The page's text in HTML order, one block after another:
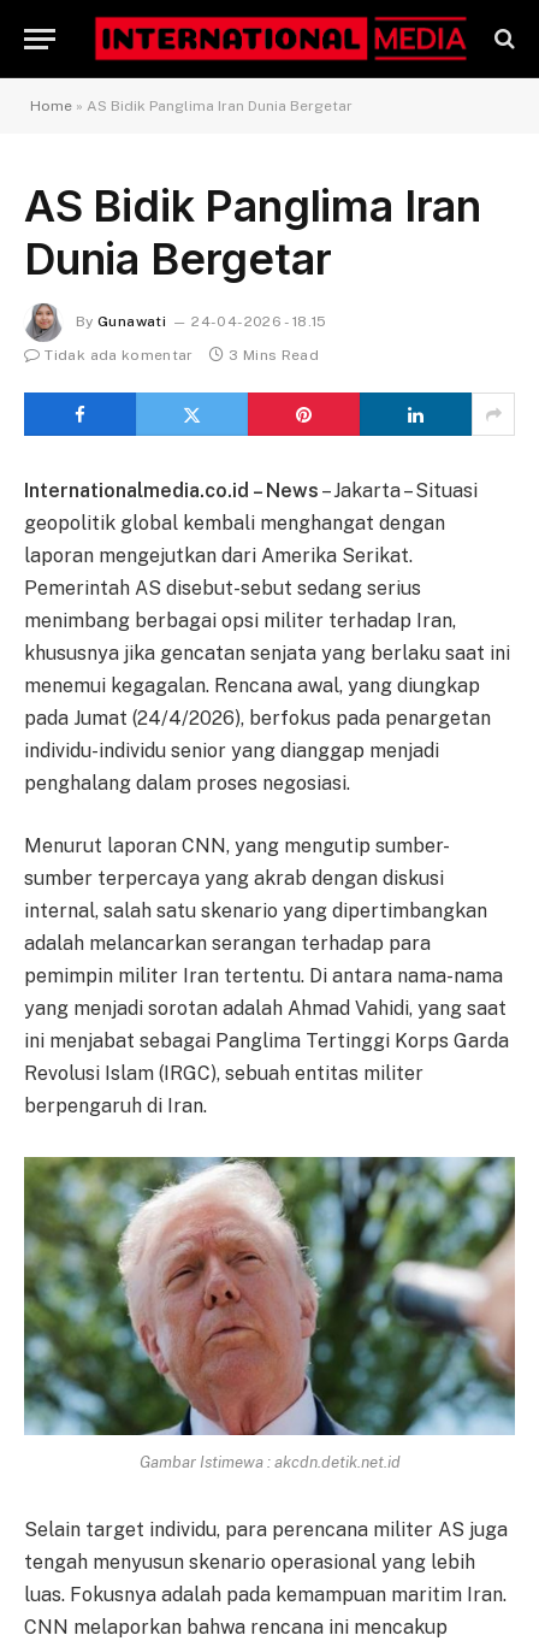
Home » AS Bidik Panglima Iran Dunia Bergetar
AS Bidik Panglima Iran
Dunia Bergetar
By Gunawati
24-04-2026 - 18.15
Tidak ada komentar
3 Mins Read
Internationalmedia.co.id – News – Jakarta – Situasi
geopolitik global kembali menghangat dengan
laporan mengejutkan dari Amerika Serikat.
Pemerintah AS disebut-sebut sedang serius
menimbang berbagai opsi militer terhadap Iran,
khususnya jika gencatan senjata yang berlaku saat ini
menemui kegagalan. Rencana awal, yang diungkap
pada Jumat (24/4/2026), berfokus pada penargetan
individu-individu senior yang dianggap menjadi
penghalang dalam proses negosiasi.
Menurut laporan CNN, yang mengutip sumber-
sumber terpercaya yang akrab dengan diskusi
internal, salah satu skenario yang dipertimbangkan
adalah melancarkan serangan terhadap para
pemimpin militer Iran tertentu. Di antara nama-nama
yang menjadi sorotan adalah Ahmad Vahidi, yang saat
ini menjabat sebagai Panglima Tertinggi Korps Garda
Revolusi Islam (IRGC), sebuah entitas militer
berpengaruh di Iran.
Gambar Istimewa : akcdn.detik.net.id
Selain target individu, para perencana militer AS juga
tengah menyusun skenario operasional yang lebih
luas. Fokusnya adalah pada kemampuan maritim Iran.
CNN melaporkan bahwa rencana ini mencakup